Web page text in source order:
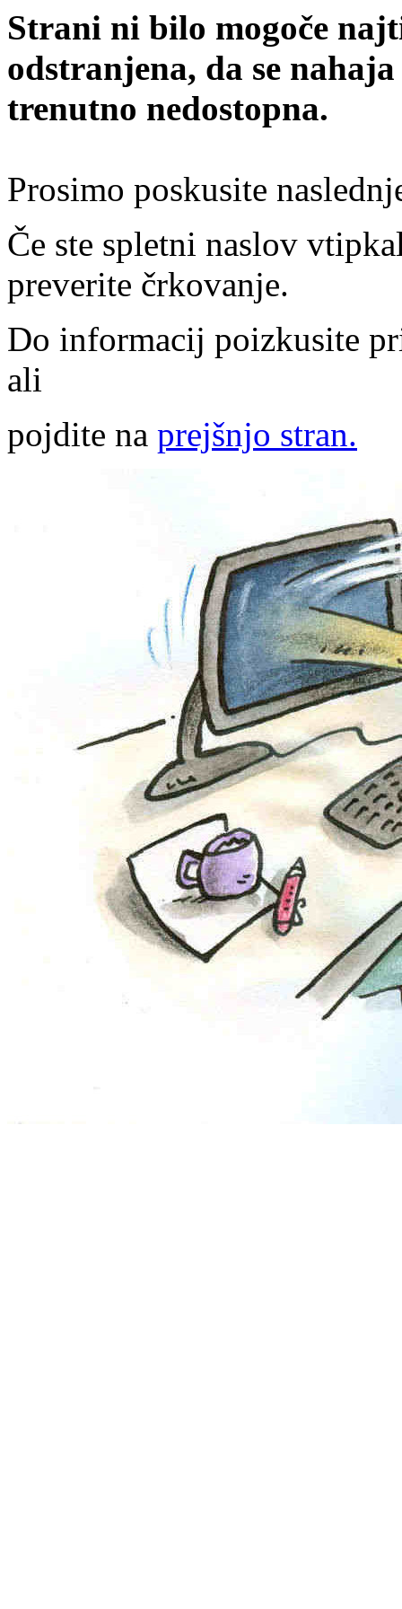
Strani ni bilo mogoče
odstranjena, da se
trenutno nedostopna.
Prosimo poskusite
Če ste spletni naslov
preverite črkovanje.
Do informacij poizkusite
ali
pojdite na prejšnjo stran.